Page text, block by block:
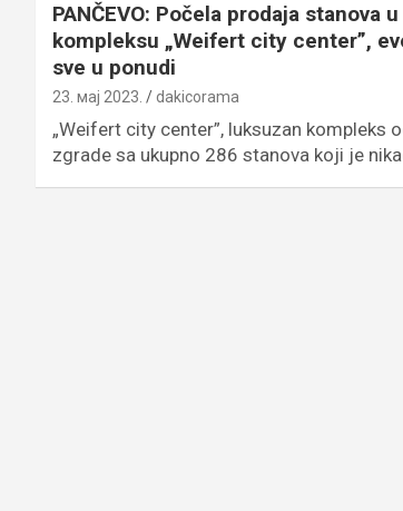
PANČEVO: Počela prodaja stanova u
kompleksu „Weifert city center”,
sve u ponudi
23. мај 2023. dakicorama
„Weifert city center”, luksuzan kompleks
zgrade sa ukupno 286 stanova koji je